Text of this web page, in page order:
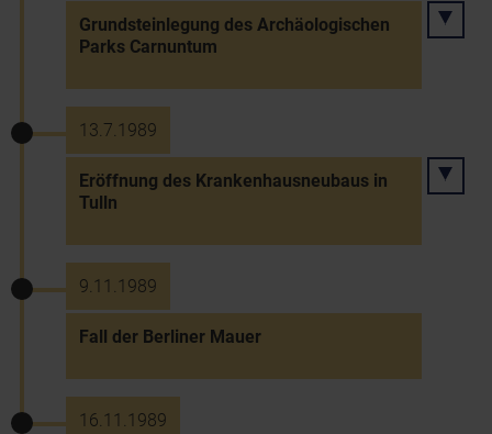
Grundsteinlegung des Archäologischen
Parks Carnuntum
13.7.1989
Eröffnung des Krankenhausneubaus in
Tulln
9.11.1989
Fall der Berliner Mauer
16.11.1989